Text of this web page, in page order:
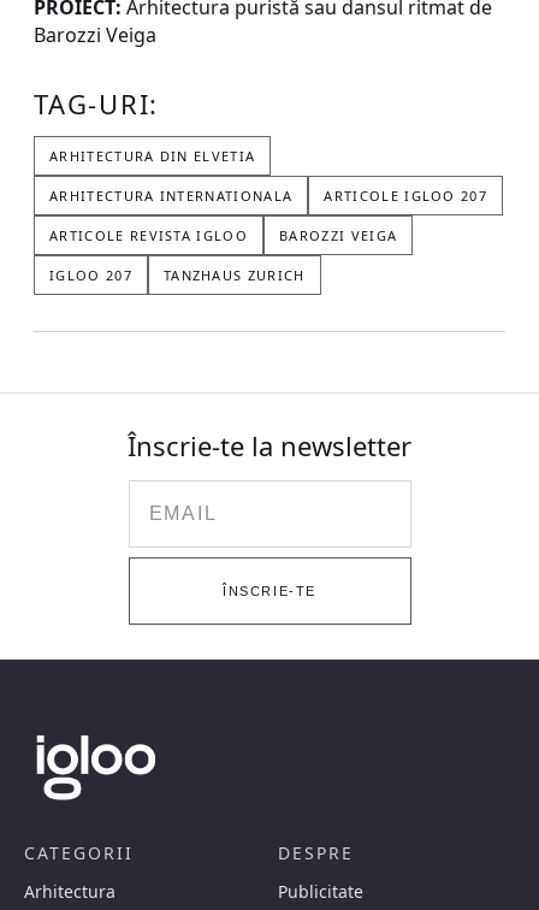
PROIECT: Arhitectura puristă sau dansul ritmat de
Barozzi Veiga
TAG-URI:
ARHITECTURA DIN ELVETIA
ARHITECTURA INTERNATIONALA ARTICOLE IGLOO 207
ARTICOLE REVISTA IGLOO BAROZZI VEIGA
IGLOO 207 TANZHAUS ZURICH
Înscrie-te la newsletter
ÎNSCRIE-TE
CATEGORII
Arhitectura
DESPRE
Publicitate